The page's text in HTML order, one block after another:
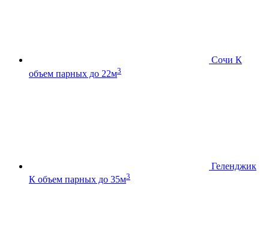
Сочи К
объем парных до 22м3
Геленджик
К объем парных до 35м3